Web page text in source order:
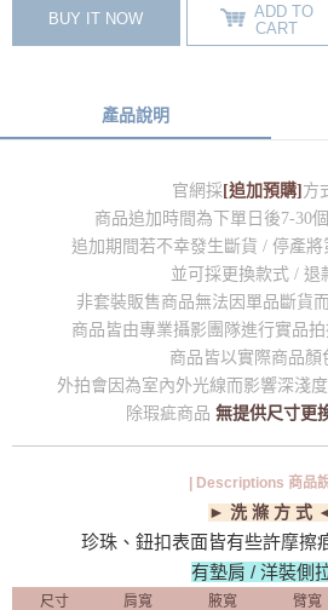
BUY IT NOW
ADD TO
CART
產品說明
官網採[追加預購]方
商品追加時間為下單日後7-30
追加期間若不幸發生斷貨 / 停產將
並可採更換款式 / 退
非套裝販售商品無法因單品斷貨
商品皆由專業攝影團隊進行實品
商品皆以實際商品顏
外拍會因為室內外光線而影響深淺
除瑕疵商品 無提供尺寸更
| Descriptions 商品
► 洗 滌 方 式
珍珠、鈕扣表面皆有些許摩擦
有墊肩 / 洋裝側
尺寸 肩寬 腋寬 臂寬